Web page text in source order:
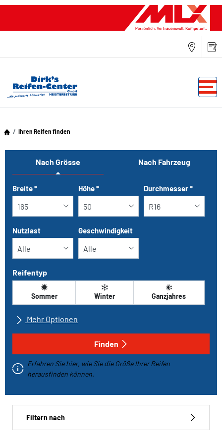
Ihren Reifen finden
Nach Grösse Nach Fahrzeug
Tab updated: Nach Grösse
Breite* Höhe* Durchmesser*
Nutzlast Geschwindigkeit
Reifentyp
Sommer Winter Ganzjahres
Mehr Optionen
Alle Marken
Fahrzeugtyp
Run-flat
Finden
Erfahren Sie hier, wie Sie die Größe Ihrer Reifen
herausfinden können.
Filtern nach